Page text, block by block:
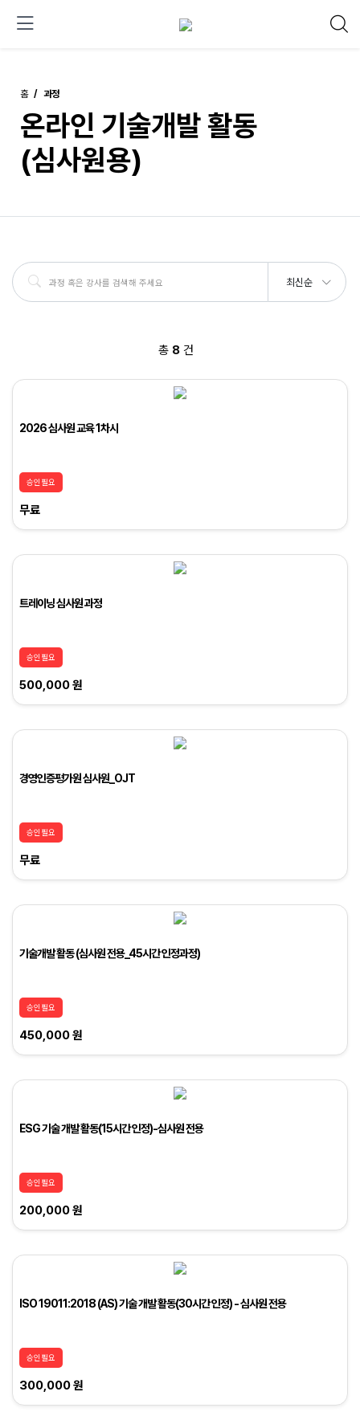
홈 과정
온라인 기술개발 활동
(심사원용)
최신순
총 8 건
2026 심사원 교육 1차시
승인필요
무료
트레이닝 심사원 과정
승인필요
500,000 원
경영인증평가원 심사원_OJT
승인필요
무료
기술개발 활동 (심사원 전용_45시간 인정과정)
승인필요
450,000 원
ESG 기술 개발 활동(15시간 인정)-심사원 전용
승인필요
200,000 원
ISO 19011:2018 (AS) 기술 개발 활동(30시간 인정) - 심사원 전용
승인필요
300,000 원